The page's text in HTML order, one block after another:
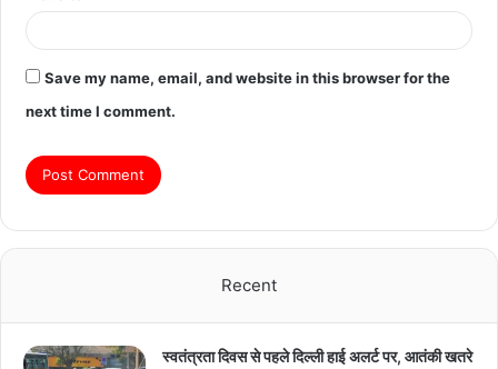
Save my name, email, and website in this browser for the
next time I comment.
Recent
स्वतंत्रता दिवस से पहले दिल्ली हाई अलर्ट पर, आतंकी खतरे